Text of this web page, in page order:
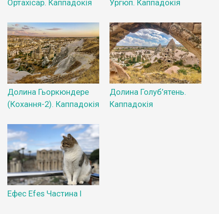
Ортахісар. Каппадокія Ургюп. Каппадокія
Долина Гьоркюндере
(Кохання-2). Каппадокія
Долина Голуб’ятень.
Каппадокія
Ефес Efes Частина І